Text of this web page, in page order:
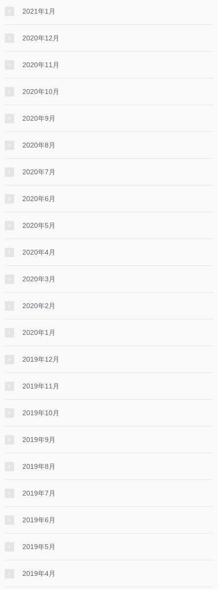
2021年1月
2020年12月
2020年11月
2020年10月
2020年9月
2020年8月
2020年7月
2020年6月
2020年5月
2020年4月
2020年3月
2020年2月
2020年1月
2019年12月
2019年11月
2019年10月
2019年9月
2019年8月
2019年7月
2019年6月
2019年5月
2019年4月